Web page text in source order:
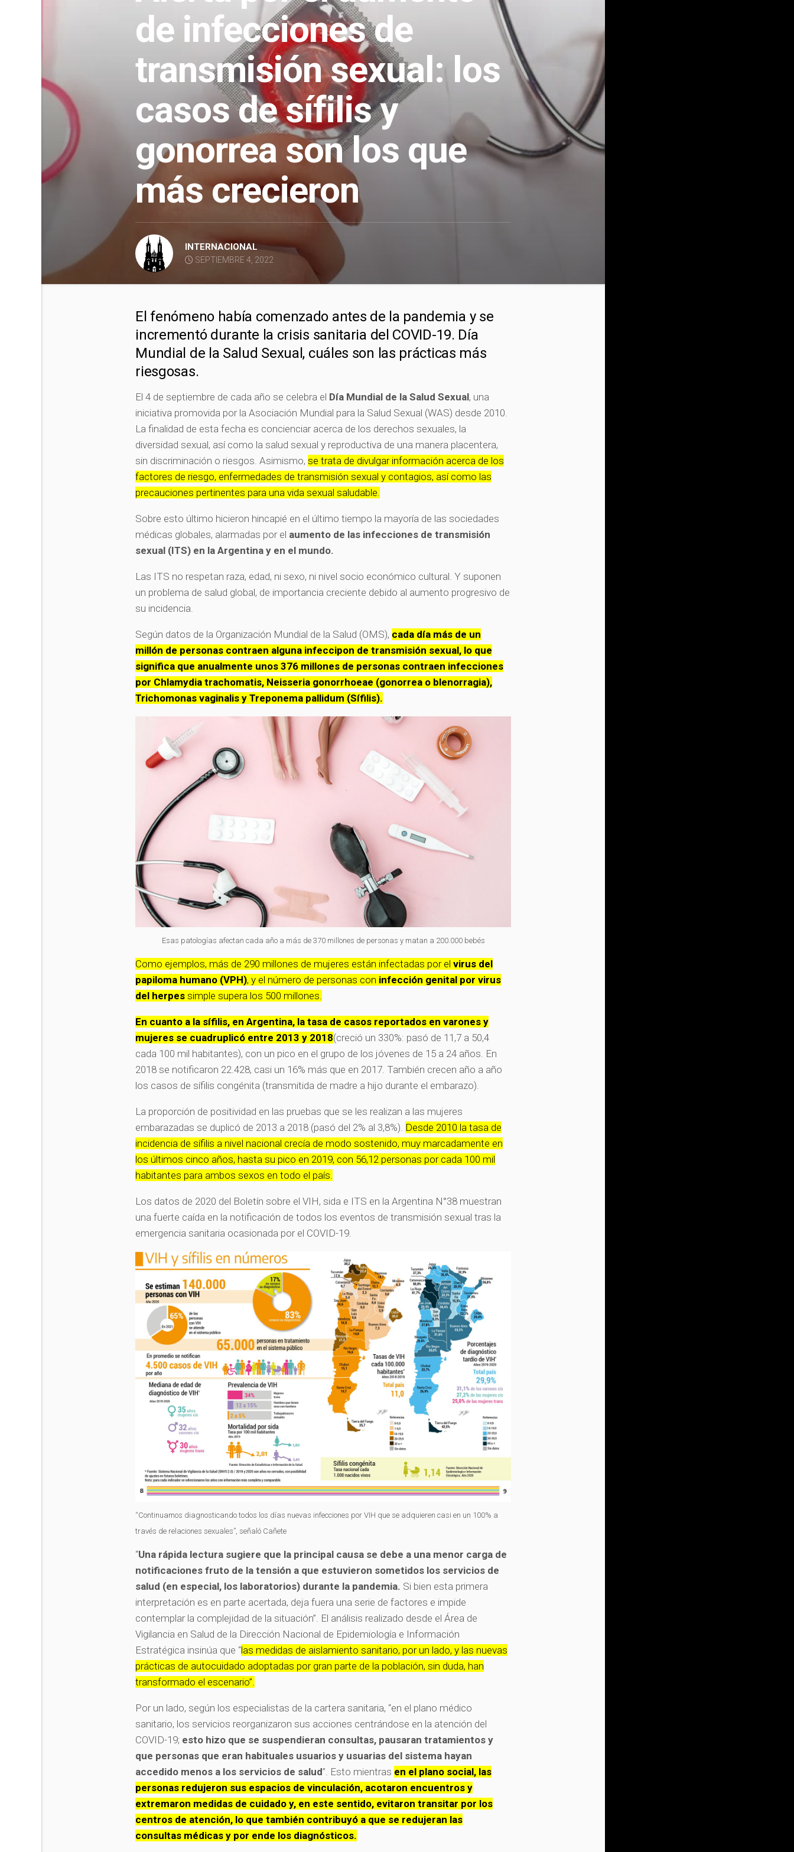
de infecciones de
transmisión sexual: los
casos de sífilis y
gonorrea son los que
más crecieron
INTERNACIONAL
SEPTIEMBRE 4, 2022
El fenómeno había comenzado antes de la pandemia y se
incrementó durante la crisis sanitaria del COVID-19. Día
Mundial de la Salud Sexual, cuáles son las prácticas más
riesgosas.
El 4 de septiembre de cada año se celebra el Día Mundial de la Salud Sexual, una
iniciativa promovida por la Asociación Mundial para la Salud Sexual (WAS) desde 2010.
La finalidad de esta fecha es concienciar acerca de los derechos sexuales, la
diversidad sexual, así como la salud sexual y reproductiva de una manera placentera,
sin discriminación o riesgos. Asimismo,se trata de divulgar información acerca de los
factores de riesgo, enfermedades de transmisión sexual y contagios, así como las
precauciones pertinentes para una vida sexual saludable.
Sobre esto último hicieron hincapié en el último tiempo la mayoría de las sociedades
médicas globales, alarmadas por el aumento de las infecciones de transmisión
sexual (ITS) en la Argentina y en el mundo.
Las ITS no respetan raza, edad, ni sexo, ni nivel socio económico cultural. Y suponen
un problema de salud global, de importancia creciente debido al aumento progresivo de
su incidencia.
Según datos de la Organización Mundial de la Salud (OMS), cada día más de un
millón de personas contraen alguna infeccipon de transmisión sexual, lo que
significa que anualmente unos 376 millones de personas contraen infecciones
por Chlamydia trachomatis, Neisseria gonorrhoeae (gonorrea o blenorragia),
Trichomonas vaginalis y Treponema pallidum (Sífilis).
Esas patologías afectan cada año a más de 370 millones de personas y matan a 200.000 bebés
Como ejemplos, más de 290 millones de mujeres están infectadas por elvirus del
papiloma humano (VPH), y el número de personas con infección genital por virus
del herpessimple supera los 500 millones.
En cuanto a la sífilis, en Argentina, la tasa de casos reportados en varones y
mujeres se cuadruplicó entre 2013 y 2018(creció un 330%: pasó de 11,7 a 50,4
cada 100 mil habitantes), con un pico en el grupo de los jóvenes de 15 a 24 años. En
2018 se notificaron 22.428, casi un 16% más que en 2017. También crecen año a año
los casos de sífilis congénita (transmitida de madre a hijo durante el embarazo).
La proporción de positividad en las pruebas que se les realizan a las mujeres
embarazadas se duplicó de 2013 a 2018 (pasó del 2% al 3,8%). Desde 2010 la tasa de
incidencia de sífilis a nivel nacional crecía de modo sostenido, muy marcadamente en
los últimos cinco años, hasta su pico en 2019, con 56,12 personas por cada 100 mil
habitantes para ambos sexos en todo el país.
Los datos de 2020 del Boletín sobre el VIH, sida e ITS en la Argentina N°38 muestran
una fuerte caída en la notificación de todos los eventos de transmisión sexual tras la
emergencia sanitaria ocasionada por el COVID-19.
“Continuamos diagnosticando todos los días nuevas infecciones por VIH que se adquieren casi en un 100% a
través de relaciones sexuales”, señaló Cañete
“Una rápida lectura sugiere que la principal causa se debe a una menor carga de
notificaciones fruto de la tensión a que estuvieron sometidos los servicios de
salud (en especial, los laboratorios) durante la pandemia. Si bien esta primera
interpretación es en parte acertada, deja fuera una serie de factores e impide
contemplar la complejidad de la situación”. El análisis realizado desde el Área de
Vigilancia en Salud de la Dirección Nacional de Epidemiología e Información
Estratégica insinúa que “las medidas de aislamiento sanitario, por un lado, y las nuevas
prácticas de autocuidado adoptadas por gran parte de la población, sin duda, han
transformado el escenario”.
Por un lado, según los especialistas de la cartera sanitaria, “en el plano médico
sanitario, los servicios reorganizaron sus acciones centrándose en la atención del
COVID-19; esto hizo que se suspendieran consultas, pausaran tratamientos y
que personas que eran habituales usuarios y usuarias del sistema hayan
accedido menos a los servicios de salud”. Esto mientras en el plano social, las
personas redujeron sus espacios de vinculación, acotaron encuentros y
extremaron medidas de cuidado y, en este sentido, evitaron transitar por los
centros de atención, lo que también contribuyó a que se redujeran las
consultas médicas y por ende los diagnósticos.